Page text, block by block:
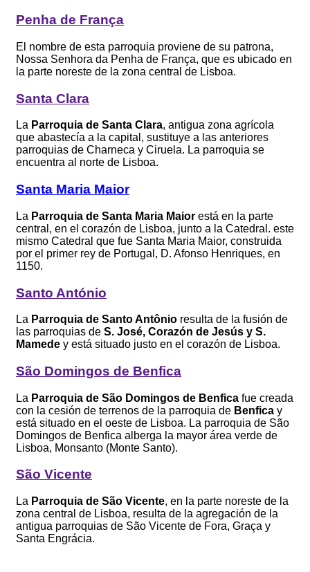
Penha de França
El nombre de esta parroquia proviene de su patrona,
Nossa Senhora da Penha de França, que es ubicado en
la parte noreste de la zona central de Lisboa.
Santa Clara
La Parroquia de Santa Clara, antigua zona agrícola
que abastecía a la capital, sustituye a las anteriores
parroquias de Charneca y Ciruela. La parroquia se
encuentra al norte de Lisboa.
Santa Maria Maior
La Parroquia de Santa Maria Maior está en la parte
central, en el corazón de Lisboa, junto a la Catedral. este
mismo Catedral que fue Santa Maria Maior, construida
por el primer rey de Portugal, D. Afonso Henriques, en
1150.
Santo António
La Parroquia de Santo Antônio resulta de la fusión de
las parroquias de S. José, Corazón de Jesús y S.
Mamede y está situado justo en el corazón de Lisboa.
São Domingos de Benfica
La Parroquia de São Domingos de Benfica fue creada
con la cesión de terrenos de la parroquia de Benfica y
está situado en el oeste de Lisboa. La parroquia de São
Domingos de Benfica alberga la mayor área verde de
Lisboa, Monsanto (Monte Santo).
São Vicente
La Parroquia de São Vicente, en la parte noreste de la
zona central de Lisboa, resulta de la agregación de la
antigua parroquias de São Vicente de Fora, Graça y
Santa Engrácia.